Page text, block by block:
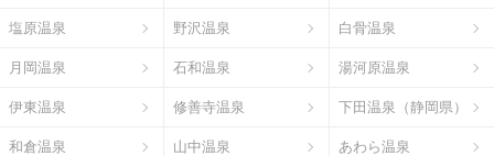
塩原温泉 野沢温泉 白骨温泉
月岡温泉 石和温泉 湯河原温泉
伊東温泉 修善寺温泉 下田温泉（静岡県）
和倉温泉 山中温泉 あわら温泉